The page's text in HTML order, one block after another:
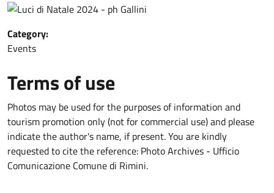
Category:
Events
Terms of use
Photos may be used for the purposes of information and
tourism promotion only (not for commercial use) and please
indicate the author's name, if present. You are kindly
requested to cite the reference: Photo Archives - Ufficio
Comunicazione Comune di Rimini.